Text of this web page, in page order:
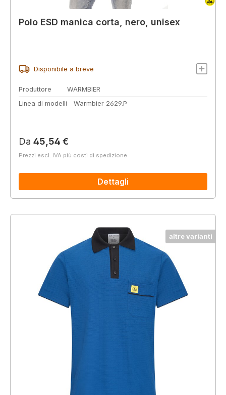
Polo ESD manica corta, nero, unisex
Disponibile a breve
Produttore
WARMBIER
Linea di modelli
Warmbier 2629.P
Prezzo normale:
Da 45,54 €
Prezzi escl. IVA più costi di spedizione
Dettagli
altre varianti